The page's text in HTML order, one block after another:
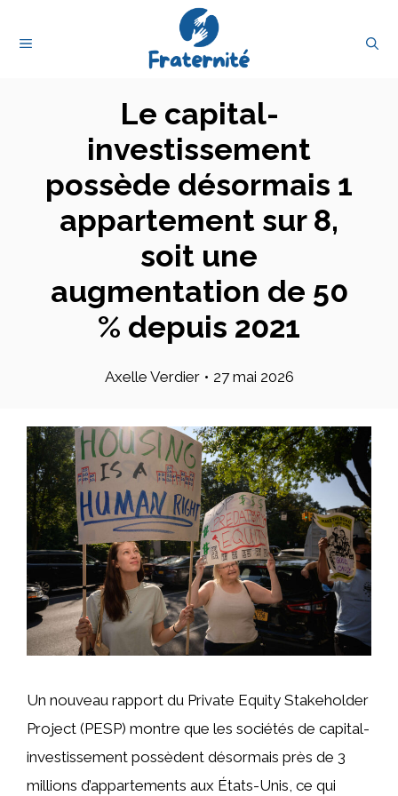
MENU
Le capital-
investissement
possède désormais 1
appartement sur 8,
soit une
augmentation de 50
% depuis 2021
Axelle Verdier • 27 mai 2026
Un nouveau rapport du Private Equity Stakeholder
Project (PESP) montre que les sociétés de capital-
investissement possèdent désormais près de 3
millions d’appartements aux États-Unis, ce qui